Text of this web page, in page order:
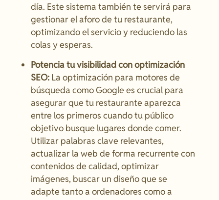
día. Este sistema también te servirá para
gestionar el aforo de tu restaurante,
optimizando el servicio y reduciendo las
colas y esperas.
Potencia tu visibilidad con optimización
SEO:La optimización para motores de
búsqueda como Google es crucial para
asegurar que tu restaurante aparezca
entre los primeros cuando tu público
objetivo busque lugares donde comer.
Utilizar palabras clave relevantes,
actualizar la web de forma recurrente con
contenidos de calidad, optimizar
imágenes, buscar un diseño que se
adapte tanto a ordenadores como a